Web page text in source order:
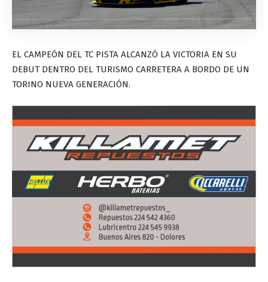
EL CAMPEÓN DEL TC PISTA ALCANZÓ LA VICTORIA EN SU
DEBUT DENTRO DEL TURISMO CARRETERA A BORDO DE UN
TORINO NUEVA GENERACIÓN.